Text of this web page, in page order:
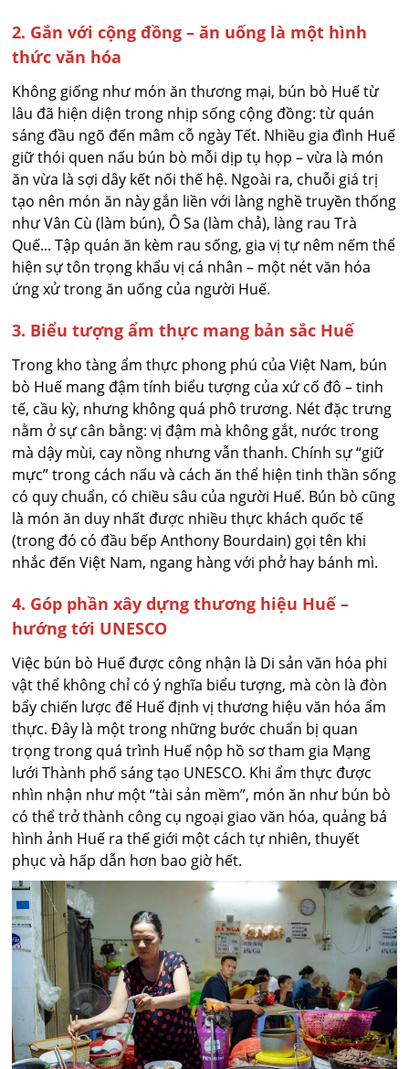
2. Gắn với cộng đồng – ăn uống là một hình
thức văn hóa
Không giống như món ăn thương mại, bún bò Huế từ
lâu đã hiện diện trong nhịp sống cộng đồng: từ quán
sáng đầu ngõ đến mâm cỗ ngày Tết. Nhiều gia đình Huế
giữ thói quen nấu bún bò mỗi dịp tụ họp – vừa là món
ăn vừa là sợi dây kết nối thế hệ. Ngoài ra, chuỗi giá trị
tạo nên món ăn này gắn liền với làng nghề truyền thống
như Vân Cù (làm bún), Ô Sa (làm chả), làng rau Trà
Quế... Tập quán ăn kèm rau sống, gia vị tự nêm nếm thể
hiện sự tôn trọng khẩu vị cá nhân – một nét văn hóa
ứng xử trong ăn uống của người Huế.
3. Biểu tượng ẩm thực mang bản sắc Huế
Trong kho tàng ẩm thực phong phú của Việt Nam, bún
bò Huế mang đậm tính biểu tượng của xứ cố đô – tinh
tế, cầu kỳ, nhưng không quá phô trương. Nét đặc trưng
nằm ở sự cân bằng: vị đậm mà không gắt, nước trong
mà dậy mùi, cay nồng nhưng vẫn thanh. Chính sự “giữ
mực” trong cách nấu và cách ăn thể hiện tinh thần sống
có quy chuẩn, có chiều sâu của người Huế. Bún bò cũng
là món ăn duy nhất được nhiều thực khách quốc tế
(trong đó có đầu bếp Anthony Bourdain) gọi tên khi
nhắc đến Việt Nam, ngang hàng với phở hay bánh mì.
4. Góp phần xây dựng thương hiệu Huế –
hướng tới UNESCO
Việc bún bò Huế được công nhận là Di sản văn hóa phi
vật thể không chỉ có ý nghĩa biểu tượng, mà còn là đòn
bẩy chiến lược để Huế định vị thương hiệu văn hóa ẩm
thực. Đây là một trong những bước chuẩn bị quan
trọng trong quá trình Huế nộp hồ sơ tham gia Mạng
lưới Thành phố sáng tạo UNESCO. Khi ẩm thực được
nhìn nhận như một “tài sản mềm”, món ăn như bún bò
có thể trở thành công cụ ngoại giao văn hóa, quảng bá
hình ảnh Huế ra thế giới một cách tự nhiên, thuyết
phục và hấp dẫn hơn bao giờ hết.